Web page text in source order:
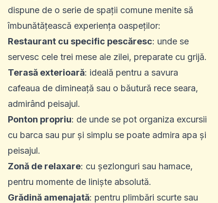
dispune de o serie de spații comune menite să
îmbunătățească experiența oaspeților:
Restaurant cu specific pescăresc: unde se
servesc cele trei mese ale zilei, preparate cu grijă.
Terasă exterioară: ideală pentru a savura
cafeaua de dimineață sau o băutură rece seara,
admirând peisajul.
Ponton propriu: de unde se pot organiza excursii
cu barca sau pur și simplu se poate admira apa și
peisajul.
Zonă de relaxare: cu șezlonguri sau hamace,
pentru momente de liniște absolută.
Grădină amenajată: pentru plimbări scurte sau